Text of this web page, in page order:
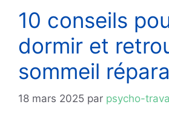
10 conseils
dormir et
sommeil
18 mars 2025 par psycho-